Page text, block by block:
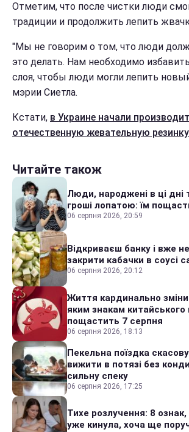
Отметим, что после чистки люди
традиции и продолжить лепить
"Мы не говорим о том, что люди
это делать. Нам необходимо
слоя, чтобы люди могли лепить
мэрии Сиетла.
Кстати, в Украине начали
отечественную жевательную резинку
Читайте також
Люди, народжені в ці дні
гроші лопатою: їм
06 серпня 2026, 20:59
Відкриваєш банку і вже
закрити кабачки в соусі
06 серпня 2026, 20:12
Життя кардинально
яким знакам китайського
пощастить 7 серпня
06 серпня 2026, 18:13
Пекельна поїздка
вижити в потязі без
сильну спеку
06 серпня 2026, 17:25
Тихе розлучення: 8
уже кинула, хоча ще